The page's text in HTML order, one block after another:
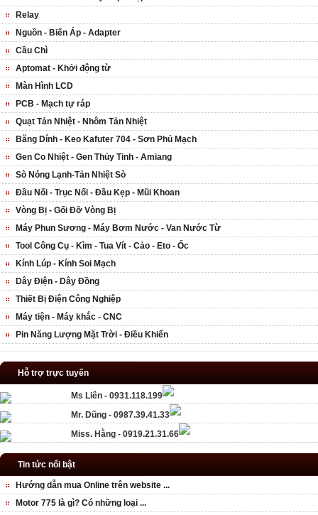
Relay
Nguồn - Biến Áp - Adapter
Cầu Chì
Aptomat - Khởi động từ
Màn Hình LCD
PCB - Mạch tự ráp
Quạt Tản Nhiệt - Nhôm Tản Nhiệt
Băng Dính - Keo Kafuter 704 - Sơn Phủ Mạch
Gen Co Nhiệt - Gen Thủy Tinh - Amiang
Sò Nóng Lạnh-Tản Nhiệt Sò
Đầu Nối - Trục Nối - Đầu Kẹp - Mũi Khoan
Vòng Bị - Gối Đỡ Vòng Bị
Máy Phun Sương - Máy Bơm Nước - Van Nước Từ
Tool Công Cụ - Kìm - Tua Vít - Cảo - Eto - Ốc
Kính Lúp - Kính Soi Mạch
Dây Điện - Dây Đồng
Thiết Bị Điện Công Nghiệp
Máy tiện - Máy khắc - CNC
Pin Năng Lượng Mặt Trời - Điều Khiển
Hỗ trợ trực tuyến
Ms Liên - 0931.118.199
Mr. Dũng - 0987.39.41.33
Miss. Hằng - 0919.21.31.66
Tin tức nổi bật
Hướng dẫn mua Online trên website ...
Motor 775 là gì? Có những loại ...